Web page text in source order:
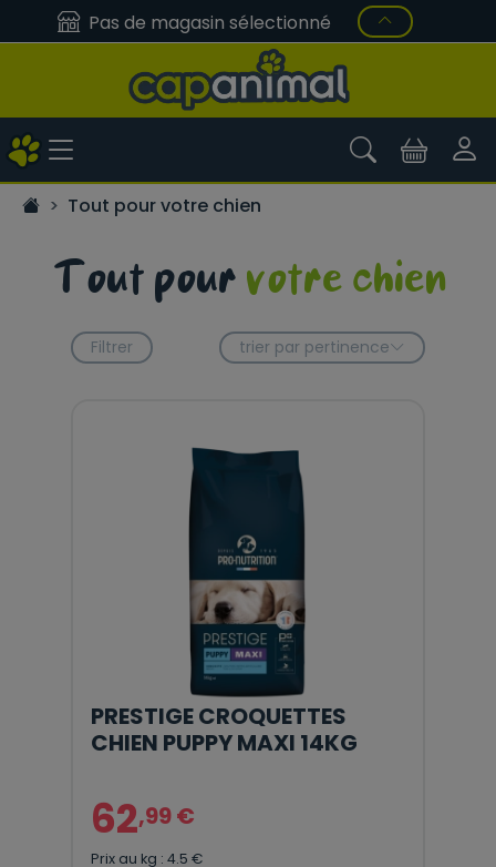
Pas de magasin sélectionné
Tout pour votre chien
Tout pour votre chien
Filtrer trier par pertinence
PRESTIGE CROQUETTES
CHIEN PUPPY MAXI 14KG
62,99 €
Prix au kg : 4.5 €